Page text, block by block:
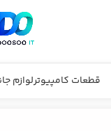
قطعات کامپیوترلوازم